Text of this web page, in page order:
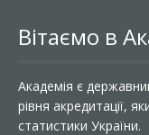
Вітаємо в
Академія є
рівня акредитації,
статистики України.